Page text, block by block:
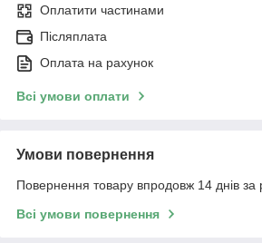
Оплатити частинами
Післяплата
Оплата на рахунок
Всі умови оплати
Умови повернення
Повернення товару впродовж 14 днів за
Всі умови повернення